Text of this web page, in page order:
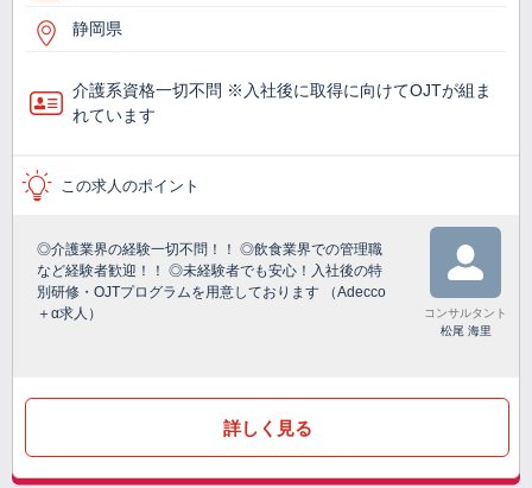
静岡県
介護系資格一切不問 ※入社後に取得に向けてOJTが組ま
れています
この求人のポイント
◎介護業界の経験一切不問！！ ◎飲食業界での管理職
など経験者歓迎！！ ◎未経験者でも安心！入社後の特
別研修・OJTプログラムを用意しております （Adecco
＋α求人）
コンサルタント
松尾 海里
詳しく見る